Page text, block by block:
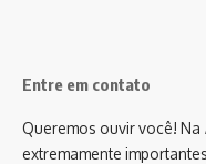
Entre em contato
Queremos ouvir você! Na
extremamente